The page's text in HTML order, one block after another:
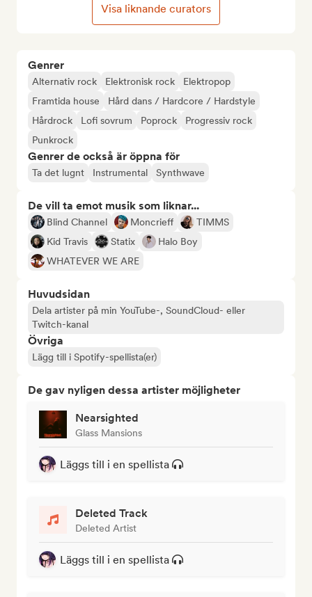
Genrer
Alternativ rock Elektronisk rock
Elektropop
Framtida house
Hård dans / Hardcore / Hardstyle
Hårdrock
Lofi sovrum Poprock
Progressiv rock
Punkrock
Genrer de också är öppna för
Ta det lugnt Instrumental Synthwave
De vill ta emot musik som liknar...
Blind Channel Moncrieff
TIMMS
Kid Travis
Statix
Halo Boy
WHATEVER WE ARE
Huvudsidan
Dela artister på min YouTube-, SoundCloud- eller
Twitch-kanal
Övriga
Lägg till i Spotify-spellista(er)
De gav nyligen dessa artister möjligheter
Nearsighted
Glass Mansions
Läggs till i en spellista
Deleted Track
Deleted Artist
Läggs till i en spellista
Visa liknande curators